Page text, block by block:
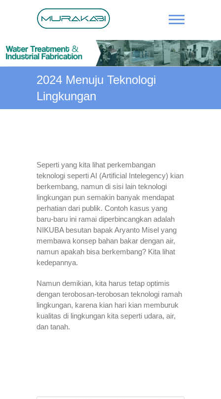
IPAL, Solar
Panel,
Water
Treatment,
Fabrikasi,
2024 Menuju Teknologi
Lingkungan
Seperti yang kita lihat perkembangan
teknologi seperti AI (Artificial Intelegency) kian
berkembang, namun di sisi lain teknologi
lingkungan pun semakin banyak mendapat
perhatian dari publik. Contoh kasus yang
baru-baru ini ramai diperbincangkan adalah
NIKUBA besutan bapak Aryanto Misel yang
membawa konsep bahan bakar dengan air,
namun apakah bisa berkembang? Kita lihat
kedepannya.
Namun demikian, kita harus tetap optimis
dengan terobosan-terobosan teknologi ramah
lingkungan, karena kian hari kian memburuk
kualitas di lingkungan kita seperti udara, air,
dan tanah.